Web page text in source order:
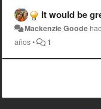
It would be great if I could create non-gallery albums
Mackenzie Goode
años• 1